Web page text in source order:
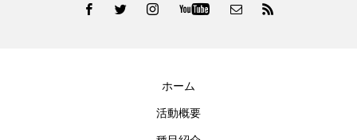
ホーム
活動概要